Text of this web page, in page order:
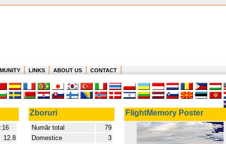
LINKS ABOUT US CONTACT
Zboruri FlightMemory Poster
12.8
Număr total
79
Domestice
3